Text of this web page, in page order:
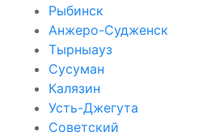
Рыбинск
Анжеро-Судженск
Тырныауз
Сусуман
Калязин
Усть-Джегута
Советский